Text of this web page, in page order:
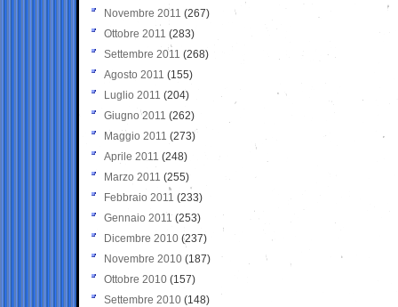
Novembre 2011 (267)
Ottobre 2011 (283)
Settembre 2011 (268)
Agosto 2011 (155)
Luglio 2011 (204)
Giugno 2011 (262)
Maggio 2011 (273)
Aprile 2011 (248)
Marzo 2011 (255)
Febbraio 2011 (233)
Gennaio 2011 (253)
Dicembre 2010 (237)
Novembre 2010 (187)
Ottobre 2010 (157)
Settembre 2010 (148)